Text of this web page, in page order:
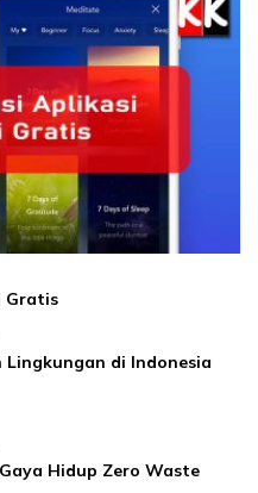
Gratis
Lingkungan di Indonesia
Hidup Zero Waste